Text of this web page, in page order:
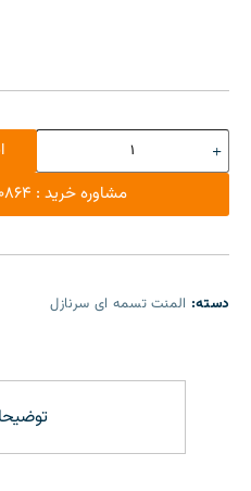
مشاوره خرید : 09105980864
دسته: المنت تسمه ای سرنازل